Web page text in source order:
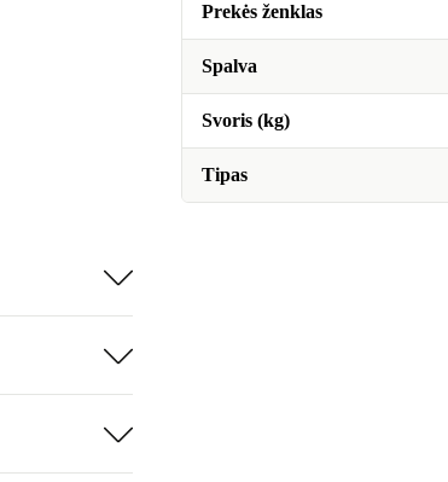
Prekės ženklas
Spalva
Svoris (kg)
Tipas